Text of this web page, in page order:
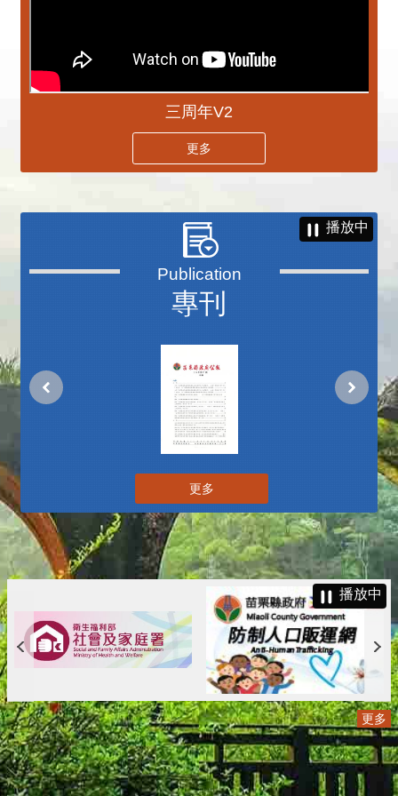
三周年V2
更多
專刊
播放中
更多
播放中
更多